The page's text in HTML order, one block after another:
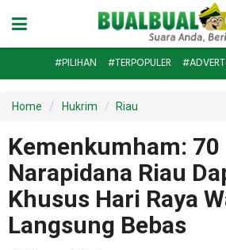
#PILIHAN #TERPOPULER
Home Hukrim Riau
Kemenkumham: 70
Narapidana Riau
Khusus Hari Raya
Langsung Bebas